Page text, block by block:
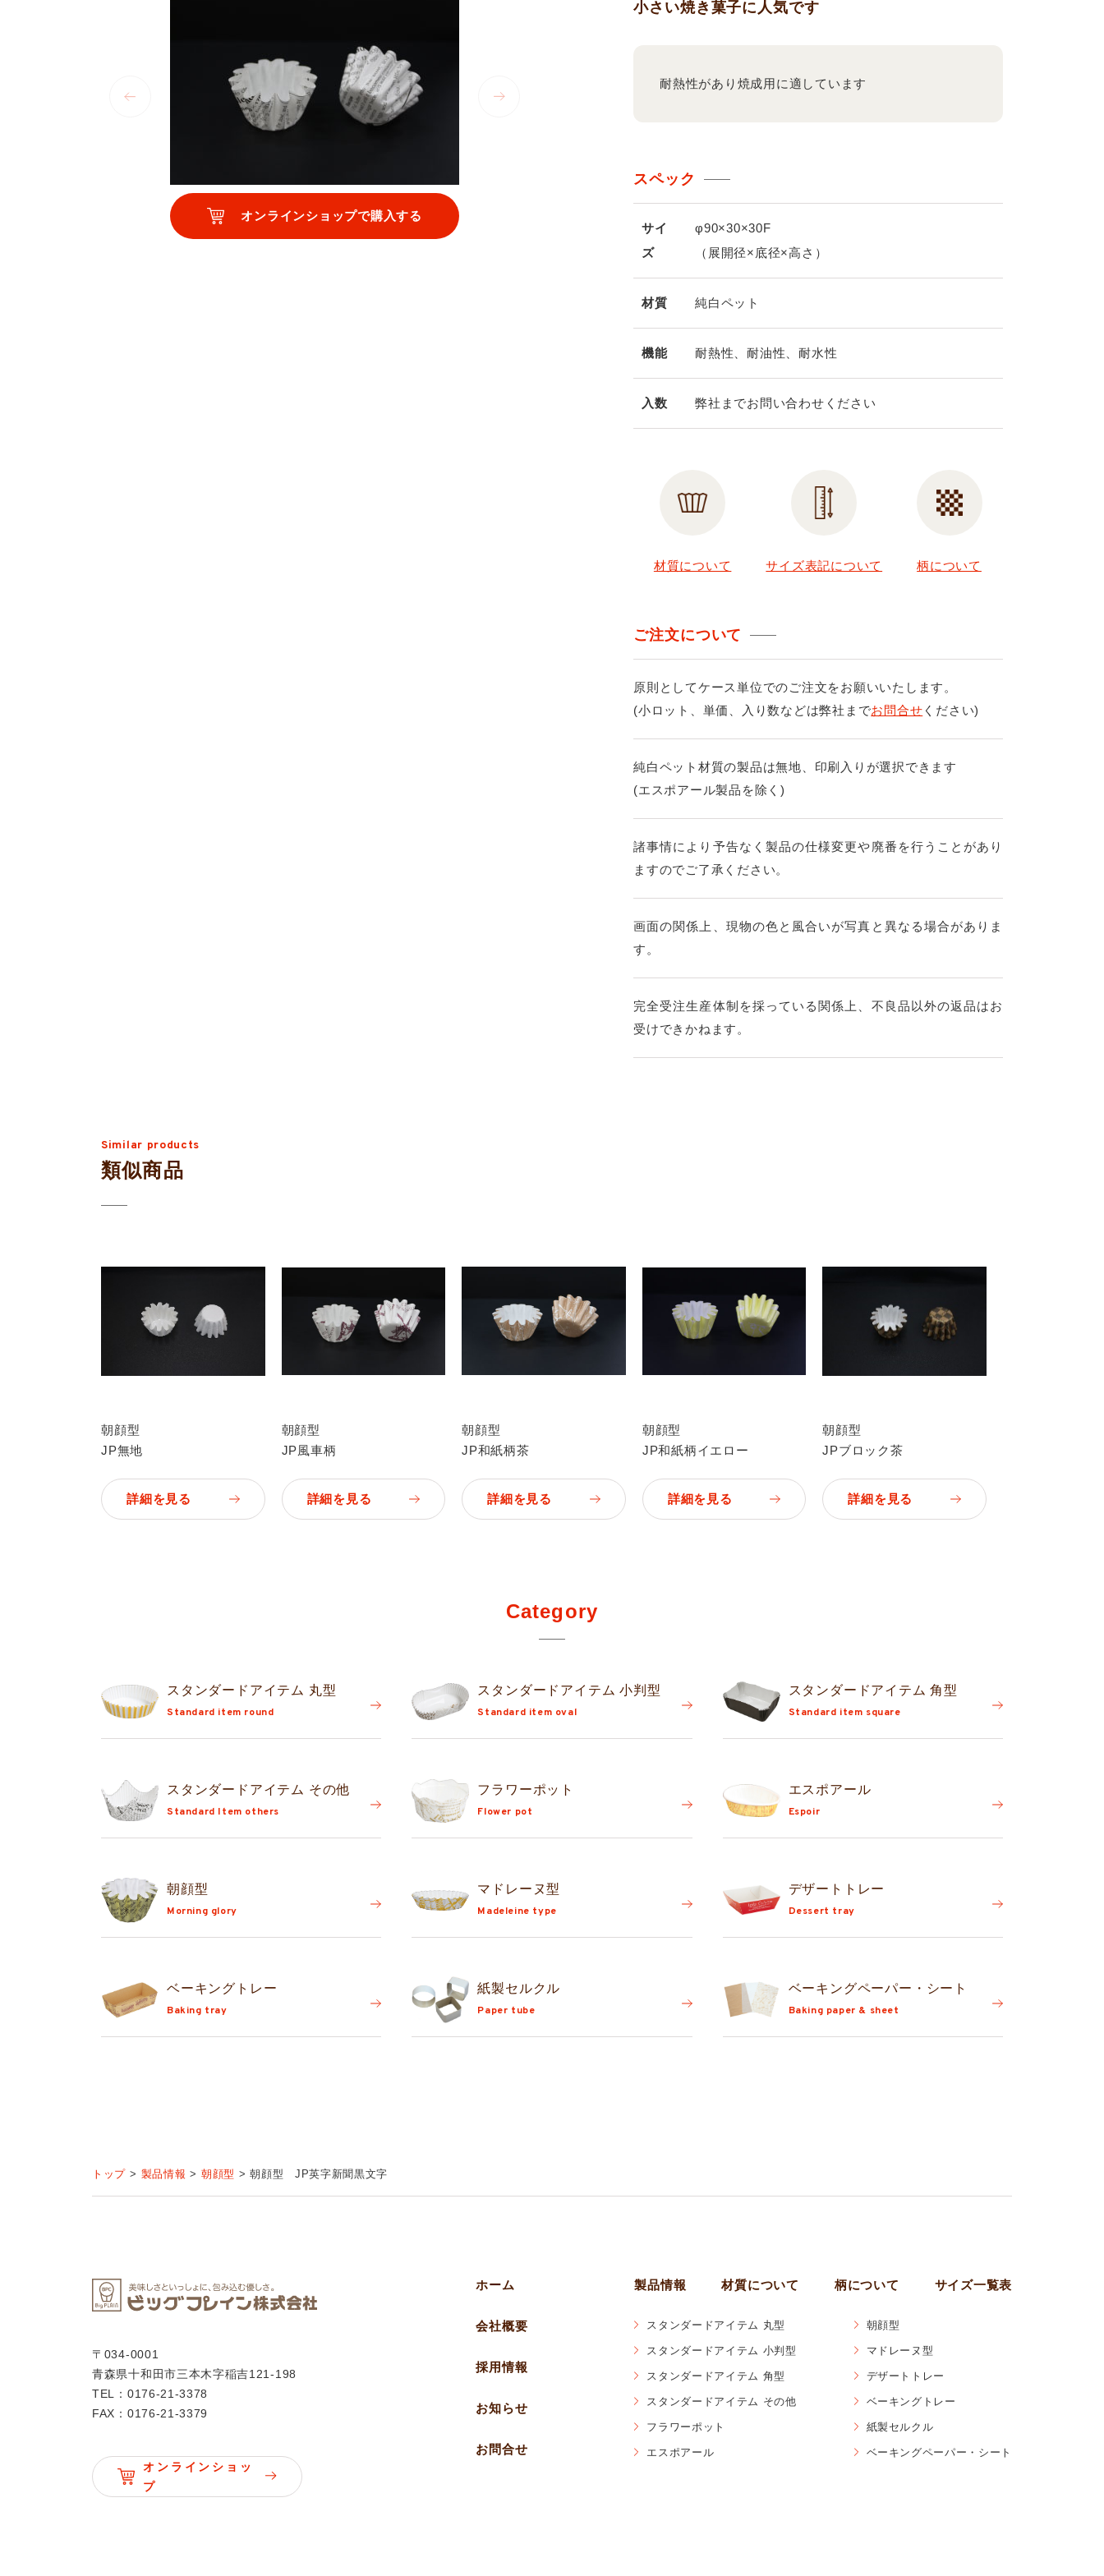
オンラインショップで購入する
小さい焼き菓子に人気です
耐熱性があり焼成用に適しています
スペック
サイ
ズ
φ90×30×30F
（展開径×底径×高さ）
材質 純白ペット
機能 耐熱性、耐油性、耐水性
入数 弊社までお問い合わせください
材質について サイズ表記について 柄について
ご注文について
原則としてケース単位でのご注文をお願いいたします。
(小ロット、単価、入り数などは弊社までお問合せ ください)
純白ペット材質の製品は無地、印刷入りが選択できます
(エスポアール製品を除く)
諸事情により予告なく製品の仕様変更や廃番を行うことがあり
ますのでご了承ください。
画面の関係上、現物の色と風合いが写真と異なる場合がありま
す。
完全受注生産体制を採っている関係上、不良品以外の返品はお
受けできかねます。
Similar products
類似商品
朝顔型
JP無地
詳細を見る
朝顔型
JP風車柄
詳細を見る
朝顔型
JP和紙柄茶
詳細を見る
朝顔型
JP和紙柄イエロー
詳細を見る
朝顔型
JPブロック茶
詳細を見る
Category
スタンダード アイテム 丸型
Standard item round
スタンダード アイテム 小判型
Standard item oval
スタンダードアイテム 角型
Standard item square
スタンダード アイテム その他
Standard Item others
フラワーポット
Flower pot
エスポアール
Espoir
朝顔型
Morning glory
マドレーヌ型
Madeleine type
デザートトレー
Dessert tray
ベーキングトレー
Baking tray
紙製セルクル
Paper tube
ベーキングペーパー・シート
Baking paper & sheet
トップ 製品情報 朝顔型 朝顔型 JP英字新聞黒文字
〒034-0001
青森県十和田市三本木字稲吉121-198
TEL：0176-21-3378
FAX：0176-21-3379
オンラインショッ
プ
ホーム
会社概要
採用情報
お知らせ
お問合せ
製品情報 材質について 柄について サイズ一覧表
スタンダードアイテム 丸型
スタンダードアイテム 小判型
スタンダードアイテム 角型
スタンダードアイテム その他
フラワーポット
エスポアール
朝顔型
マドレーヌ型
デザートトレー
ベーキングトレー
紙製セルクル
ベーキングペーパー・シート